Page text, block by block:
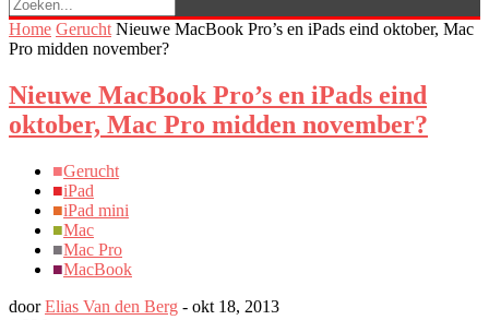
Home Gerucht Nieuwe MacBook Pro’s en iPads eind oktober, Mac
Pro midden november?
Nieuwe MacBook Pro’s en iPads eind
oktober, Mac Pro midden november?
■Gerucht
■iPad
■iPad mini
■Mac
■Mac Pro
■MacBook
doorElias Van den Berg - okt 18, 2013